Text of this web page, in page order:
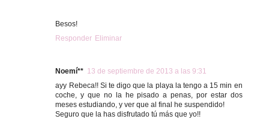
Besos!
Responder Eliminar
Noemí** 13 de septiembre de 2013 a las 9:31
ayy Rebeca!! Si te digo que la playa la tengo a 15 min en
coche, y que no la he pisado a penas, por estar dos
meses estudiando, y ver que al final he suspendido!
Seguro que la has disfrutado tú más que yo!!